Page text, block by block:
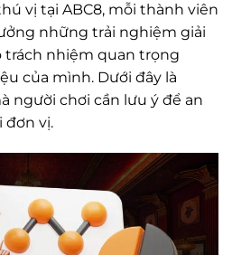
vị tại ABC8, mỗi thành viên
những trải nghiệm giải
trách nhiệm quan trọng
của mình. Dưới đây là
người chơi cần lưu ý để an
đơn vị.